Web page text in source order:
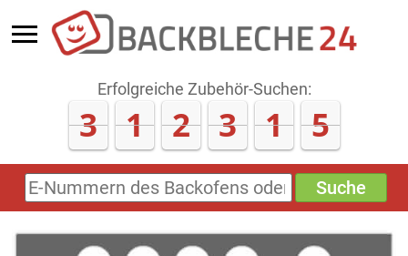
Erfolgreiche Zubehör-Suchen:
3 1 2 3 1 5
E-
Nummern
Suche